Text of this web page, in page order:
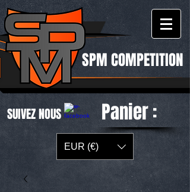
SPM COMPETITION
SUIVEZ NOUS Panier :
EUR (€)